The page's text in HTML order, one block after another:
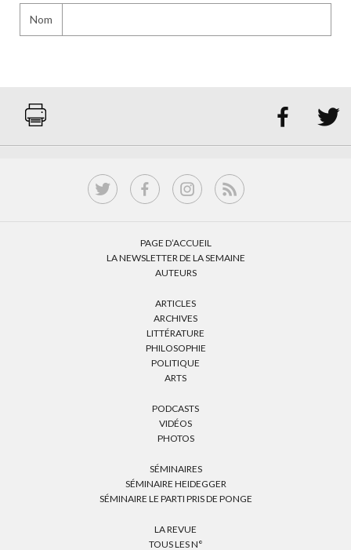
Nom
 
PAGE D’ACCUEIL
LA NEWSLETTER DE LA SEMAINE
AUTEURS
ARTICLES
ARCHIVES
LITTÉRATURE
PHILOSOPHIE
POLITIQUE
ARTS
PODCASTS
VIDÉOS
PHOTOS
SÉMINAIRES
SÉMINAIRE HEIDEGGER
SÉMINAIRE LE PARTI PRIS DE PONGE
LA REVUE
TOUS LES N°